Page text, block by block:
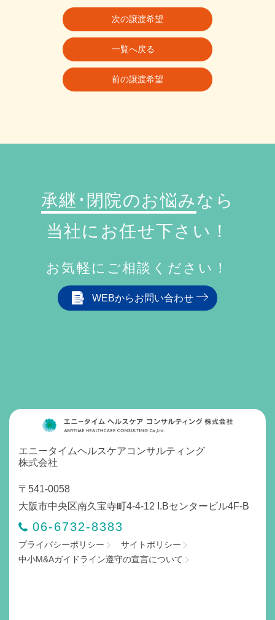
次の譲渡希望
一覧へ戻る
前の譲渡希望
承継･閉院のお悩みなら
当社にお任せ下さい！
お気軽にご相談ください！
WEBからお問い合わせ
エニータイムヘルスケアコンサルティング
株式会社
〒541-0058
大阪市中央区南久宝寺町4-4-12 I.Bセンタービル4F-B
06-6732-8383
プライバシーポリシー
サイトポリシー
中小M&Aガイドライン遵守の宣言について